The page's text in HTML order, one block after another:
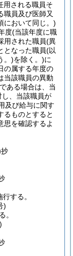
用される職員そ
職員及び医師又
において同じ。)
度(当該年度に職
用された職員(異
となった職員(以
。)を除く。)に
の属する年度の
当該職員の異動
ある場合は、当
、当該職員が
及び給与に関す
るものとすると
思を確認するよ
抄
する。
)
。